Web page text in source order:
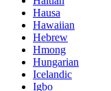
Hausa
Hawaiian
Hebrew
Hmong
Hungarian
Icelandic
Igbo